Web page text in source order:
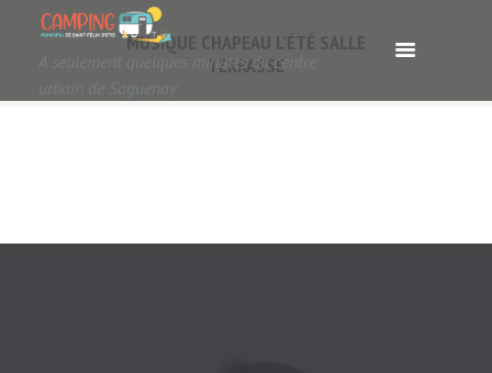
A seulement quelques minutes du centre
urbain de Saguenay
MUSIQUE CHAPEAU L’ÉTÉ SALLE
TERRASSE